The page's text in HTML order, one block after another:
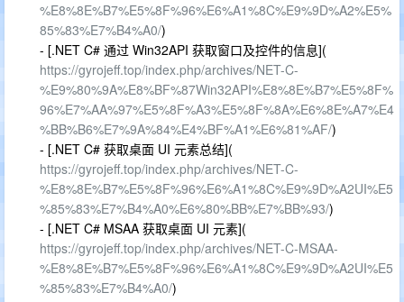
%E8%8E%B7%E5%8F%96%E6%A1%8C%E9%9D%A2%E5%
85%83%E7%B4%A0/)
- [.NET C# 通过 Win32API 获取窗口及控件的信息](
https://gyrojeff.top/index.php/archives/NET-C-
%E9%80%9A%E8%BF%87Win32API%E8%8E%B7%E5%8F%
96%E7%AA%97%E5%8F%A3%E5%8F%8A%E6%8E%A7%E4
%BB%B6%E7%9A%84%E4%BF%A1%E6%81%AF/)
- [.NET C# 获取桌面 UI 元素总结](
https://gyrojeff.top/index.php/archives/NET-C-
%E8%8E%B7%E5%8F%96%E6%A1%8C%E9%9D%A2UI%E5
%85%83%E7%B4%A0%E6%80%BB%E7%BB%93/)
- [.NET C# MSAA 获取桌面 UI 元素](
https://gyrojeff.top/index.php/archives/NET-C-MSAA-
%E8%8E%B7%E5%8F%96%E6%A1%8C%E9%9D%A2UI%E5
%85%83%E7%B4%A0/)